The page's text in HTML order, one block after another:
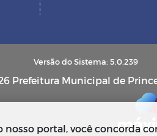
Versão do Sistema: 5.0.239
Prefeitura Municipal de
portal, você concorda